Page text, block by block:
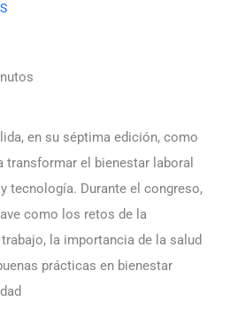
en su séptima edición, como
transformar el bienestar laboral
tecnología. Durante el congreso,
como los retos de la
la importancia de la salud
prácticas en bienestar